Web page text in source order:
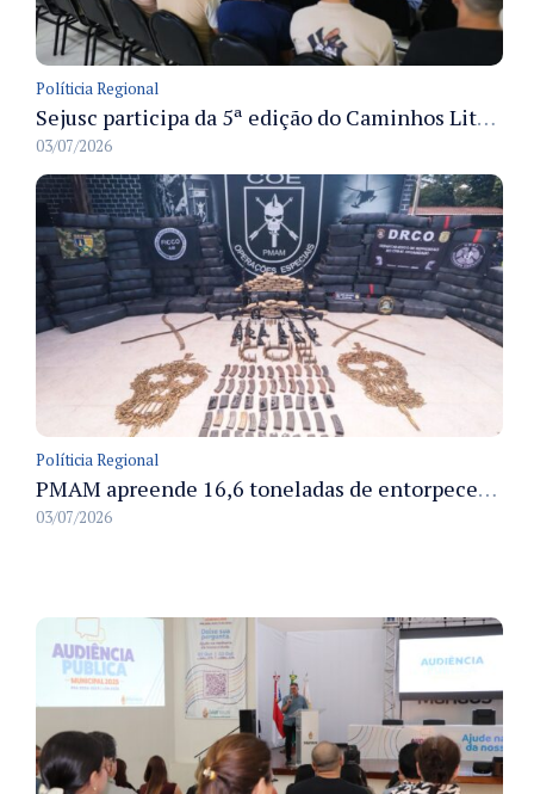
Políticia Regional
Sejusc participa da 5ª edição do Caminhos Literários com foco na cultura hip-hop nas unidades socioeducativas
03/07/2026
Políticia Regional
PMAM apreende 16,6 toneladas de entorpecentes e registra aumento nas prisões em flagrante e nas capturas de foragidos no primeiro semestre de 2026
03/07/2026